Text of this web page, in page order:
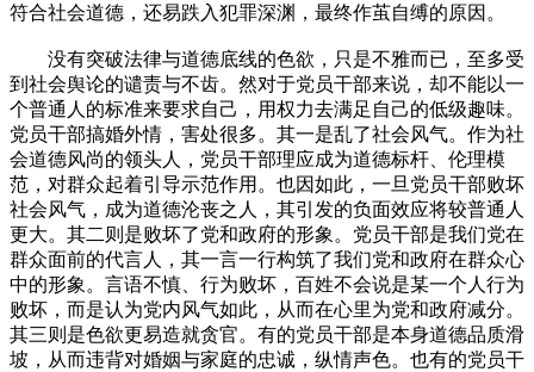
符合社会道德，还易跌入犯罪深渊，最终作茧自缚的原因。
没有突破法律与道德底线的色欲，只是不雅而已，至多受
到社会舆论的谴责与不齿。然对于党员干部来说，却不能以一
个普通人的标准来要求自己，用权力去满足自己的低级趣味。
党员干部搞婚外情，害处很多。其一是乱了社会风气。作为社
会道德风尚的领头人，党员干部理应成为道德标杆、伦理模
范，对群众起着引导示范作用。也因如此，一旦党员干部败坏
社会风气，成为道德沦丧之人，其引发的负面效应将较普通人
更大。其二则是败坏了党和政府的形象。党员干部是我们党在
群众面前的代言人，其一言一行构筑了我们党和政府在群众心
中的形象。言语不慎、行为败坏，百姓不会说是某一个人行为
败坏，而是认为党内风气如此，从而在心里为党和政府减分。
其三则是色欲更易造就贪官。有的党员干部是本身道德品质滑
坡，从而违背对婚姻与家庭的忠诚，纵情声色。也有的党员干